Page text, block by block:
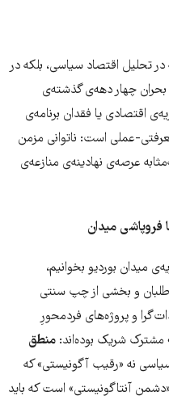
تحلیل اقتصاد سیاسی، بلکه در
بحران چهار دهه‌ی گذشته‌ی
اقتصادی یا فقدان برنامه‌ی
عملی است: ناتوانی مزمن
عرصه‌ی نهادینه‌ی منازعه‌ی
میدان
میدان بوردیو بخوانیم،
و بخشی از چپ سنتی
و پروژه‌های فردمحورِ
شریک بوده‌اند: منطق
نه «رقیب آگونیستی» که
آنتاگونیستی» است که باید